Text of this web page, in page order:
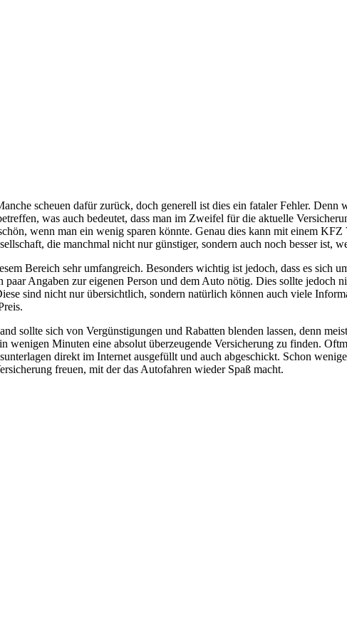
scheuen dafür zurück, doch generell ist dies ein fataler Fehler. Denn
was auch bedeutet, dass man im Zweifel für die aktuelle
wenn man ein wenig sparen könnte. Genau dies kann mit einem KFZ
die manchmal nicht nur günstiger, sondern auch noch besser ist,
Bereich sehr umfangreich. Besonders wichtig ist jedoch, dass es sich
Angaben zur eigenen Person und dem Auto nötig. Dies sollte jedoch
sind nicht nur übersichtlich, sondern natürlich können auch viele
sollte sich von Vergünstigungen und Rabatten blenden lassen, denn
Minuten eine absolut überzeugende Versicherung zu finden.
direkt im Internet ausgefüllt und auch abgeschickt. Schon
freuen, mit der das Autofahren wieder Spaß macht.